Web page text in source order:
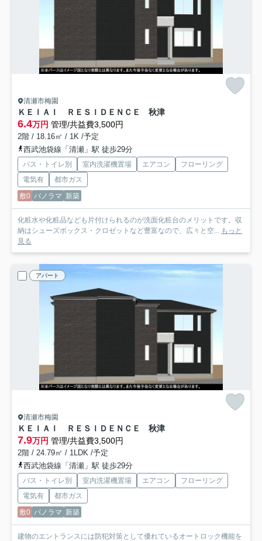
清瀬市梅園
ＫＥＩＡＩ ＲＥＳＩＤＥＮＣＥ 秋津
6.4万円 管理/共益費3,500円
2階 / 18.16㎡ / 1K /予定
西武池袋線「清瀬」駅 徒歩29分
バス・トイレ別 室内洗濯機置場 エアコン
フローリング
電気有
都市ガス
敷0 パノラマ 新築
化粧水や化粧品なども片付けられるのが洗面化粧台のメリットです。収
納はシューズボックス・クロゼットなど豊富なので、広々と空...
もっと
見る
アパート
清瀬市梅園
ＫＥＩＡＩ ＲＥＳＩＤＥＮＣＥ 秋津
7.9万円 管理/共益費3,500円
2階 / 24.79㎡ / 1LDK /予定
西武池袋線「清瀬」駅 徒歩29分
バス・トイレ別 室内洗濯機置場 エアコン
フローリング
電気有
都市ガス
敷0 パノラマ 新築
建物のエントランスには防犯対策として優れているオートロック機能を